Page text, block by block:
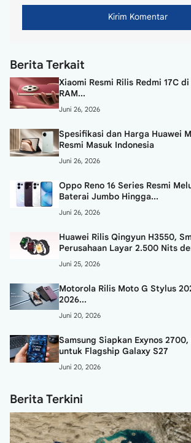
Berita Terkait
Xiaomi Resmi Rilis Redmi 17C
RAM...
Juni 26, 2026
Spesifikasi dan Harga Huawei
Resmi Masuk Indonesia
Juni 26, 2026
Oppo Reno 16 Series Resmi
Baterai Jumbo Hingga...
Juni 26, 2026
Huawei Rilis Qingyun H3550,
Perusahaan Layar 2.500 Nits
Juni 25, 2026
Motorola Rilis Moto G Stylus
2026...
Juni 20, 2026
Samsung Siapkan Exynos
untuk Flagship Galaxy S27
Juni 20, 2026
Berita Terkini